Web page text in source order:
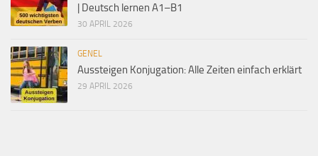
| Deutsch lernen A1–B1
30 APRIL 2026
GENEL
Aussteigen Konjugation: Alle Zeiten einfach erklärt
29 APRIL 2026